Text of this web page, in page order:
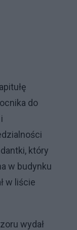
do
który
w budynku
w liście
wydał